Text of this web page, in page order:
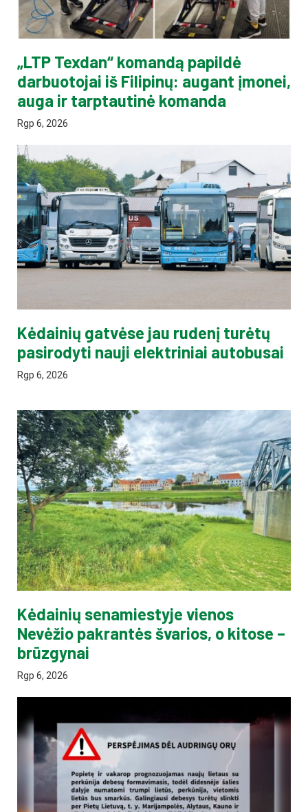
„LTP Texdan“ komandą papildė
darbuotojai iš Filipinų: augant įmonei,
auga ir tarptautinė komanda
Rgp 6, 2026
Kėdainių gatvėse jau rudenį turėtų
pasirodyti nauji elektriniai autobusai
Rgp 6, 2026
Kėdainių senamiestyje vienos
Nevėžio pakrantės švarios, o kitose –
brūzgynai
Rgp 6, 2026